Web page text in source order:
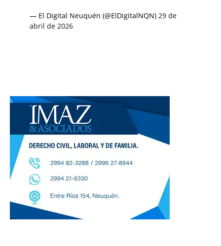
— El Digital Neuquén (@ElDigitalNQN) 29 de
abril de 2026